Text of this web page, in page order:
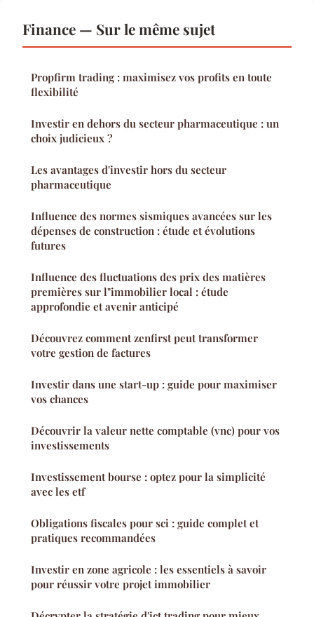
Finance — Sur le même sujet
Propfirm trading : maximisez vos profits en toute
flexibilité
Investir en dehors du secteur pharmaceutique : un
choix judicieux ?
Les avantages d'investir hors du secteur
pharmaceutique
Influence des normes sismiques avancées sur les
dépenses de construction : étude et évolutions
futures
Influence des fluctuations des prix des matières
premières sur l"immobilier local : étude
approfondie et avenir anticipé
Découvrez comment zenfirst peut transformer
votre gestion de factures
Investir dans une start-up : guide pour maximiser
vos chances
Découvrir la valeur nette comptable (vnc) pour vos
investissements
Investissement bourse : optez pour la simplicité
avec les etf
Obligations fiscales pour sci : guide complet et
pratiques recommandées
Investir en zone agricole : les essentiels à savoir
pour réussir votre projet immobilier